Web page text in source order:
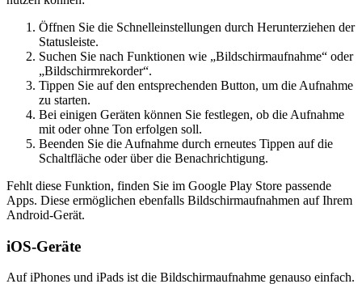
Öffnen Sie die Schnelleinstellungen durch Herunterziehen der
Statusleiste.
Suchen Sie nach Funktionen wie „Bildschirmaufnahme“ oder
„Bildschirmrekorder“.
Tippen Sie auf den entsprechenden Button, um die Aufnahme
zu starten.
Bei einigen Geräten können Sie festlegen, ob die Aufnahme
mit oder ohne Ton erfolgen soll.
Beenden Sie die Aufnahme durch erneutes Tippen auf die
Schaltfläche oder über die Benachrichtigung.
Fehlt diese Funktion, finden Sie im Google Play Store passende
Apps. Diese ermöglichen ebenfalls Bildschirmaufnahmen auf Ihrem
Android-Gerät.
iOS-Geräte
Auf iPhones und iPads ist die Bildschirmaufnahme genauso einfach.